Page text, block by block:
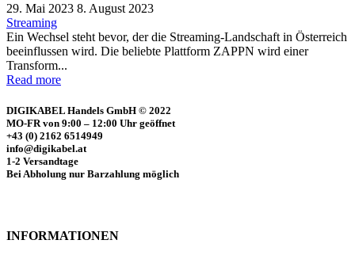
29. Mai 2023 8. August 2023
Streaming
Ein Wechsel steht bevor, der die Streaming-Landschaft in Österreich
beeinflussen wird. Die beliebte Plattform ZAPPN wird einer
Transform...
Read more
DIGIKABEL Handels GmbH © 2022
MO-FR von 9:00 – 12:00 Uhr geöffnet
+43 (0) 2162 6514949
info@digikabel.at
1-2 Versandtage
Bei Abholung nur Barzahlung möglich
INFORMATIONEN